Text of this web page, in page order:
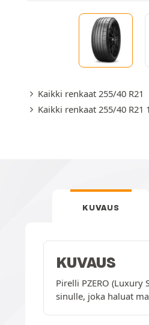
Kaikki renkaat 255/40 R21
Kaikki renkaat 255/40 R21
KUVAUS
KUVAUS
Pirelli PZERO
sinulle, joka haluat